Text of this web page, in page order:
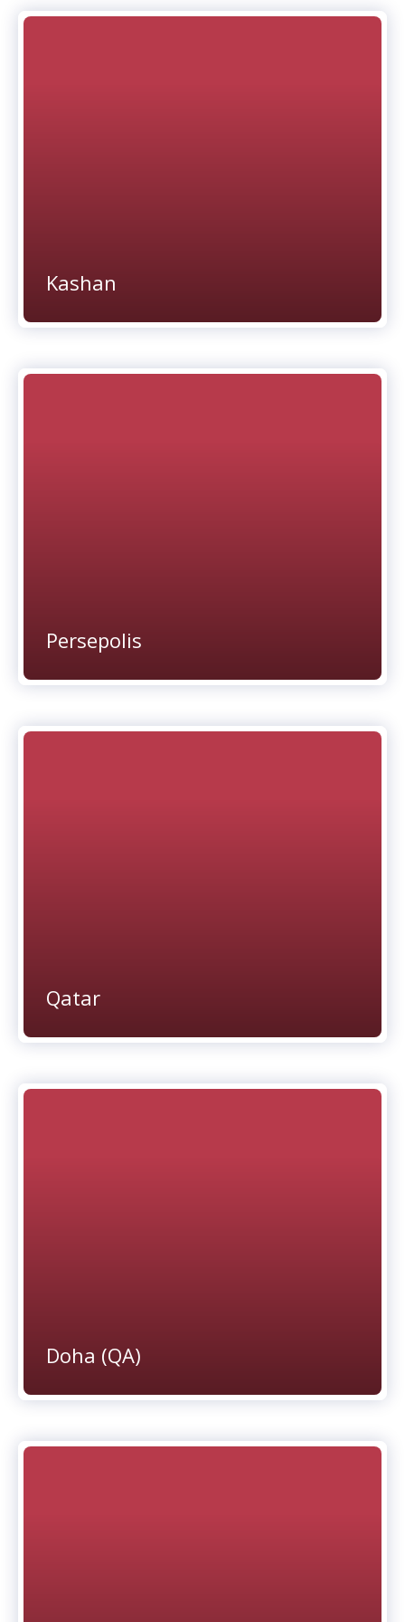
Kashan
Persepolis
Qatar
Doha (QA)